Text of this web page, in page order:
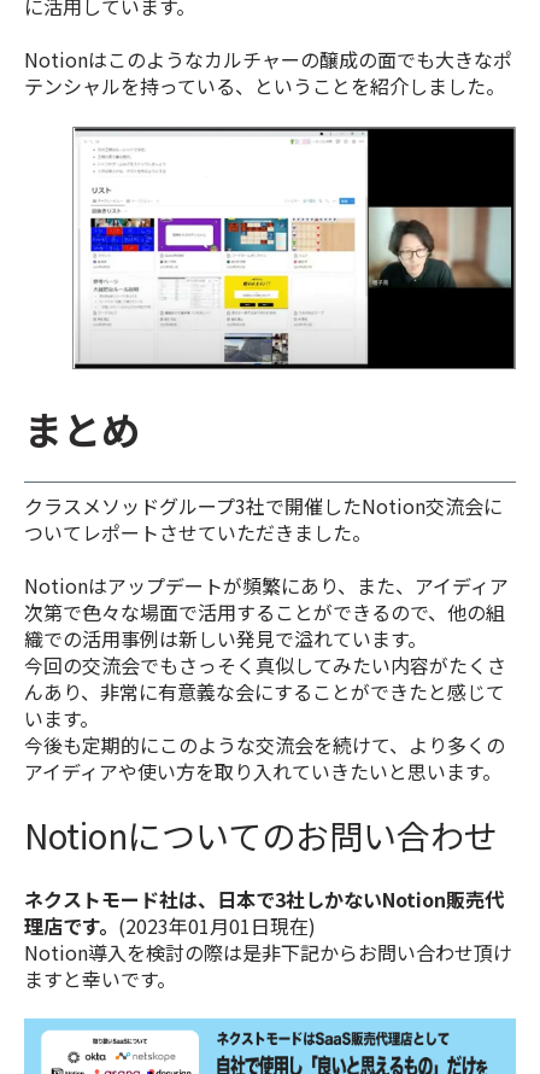
に活用しています。
Notionはこのようなカルチャーの醸成の面でも大きなポ
テンシャルを持っている、ということを紹介しました。
まとめ
クラスメソッドグループ3社で開催したNotion交流会に
ついてレポートさせていただきました。
Notionはアップデートが頻繁にあり、また、アイディア
次第で色々な場面で活用することができるので、他の組
織での活用事例は新しい発見で溢れています。
今回の交流会でもさっそく真似してみたい内容がたくさ
んあり、非常に有意義な会にすることができたと感じて
います。
今後も定期的にこのような交流会を続けて、より多くの
アイディアや使い方を取り入れていきたいと思います。
Notionについてのお問い合わせ
ネクストモード社は、日本で3社しかないNotion販売代
理店です。 (2023年01月01日現在)
Notion導入を検討の際は是非下記からお問い合わせ頂け
ますと幸いです。